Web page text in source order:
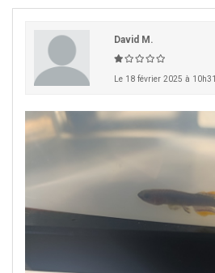
David M.
Le 18 février 2025 à 10h31